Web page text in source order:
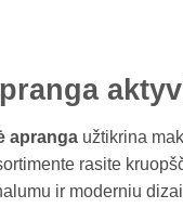
apranga užtikrina
rasite
ir moderniu